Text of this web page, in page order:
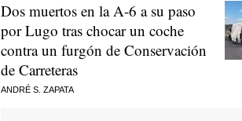
Dos muertos en la A-6 a su paso
por Lugo tras chocar un coche
contra un furgón de Conservación
de Carreteras
ANDRÉ S. ZAPATA